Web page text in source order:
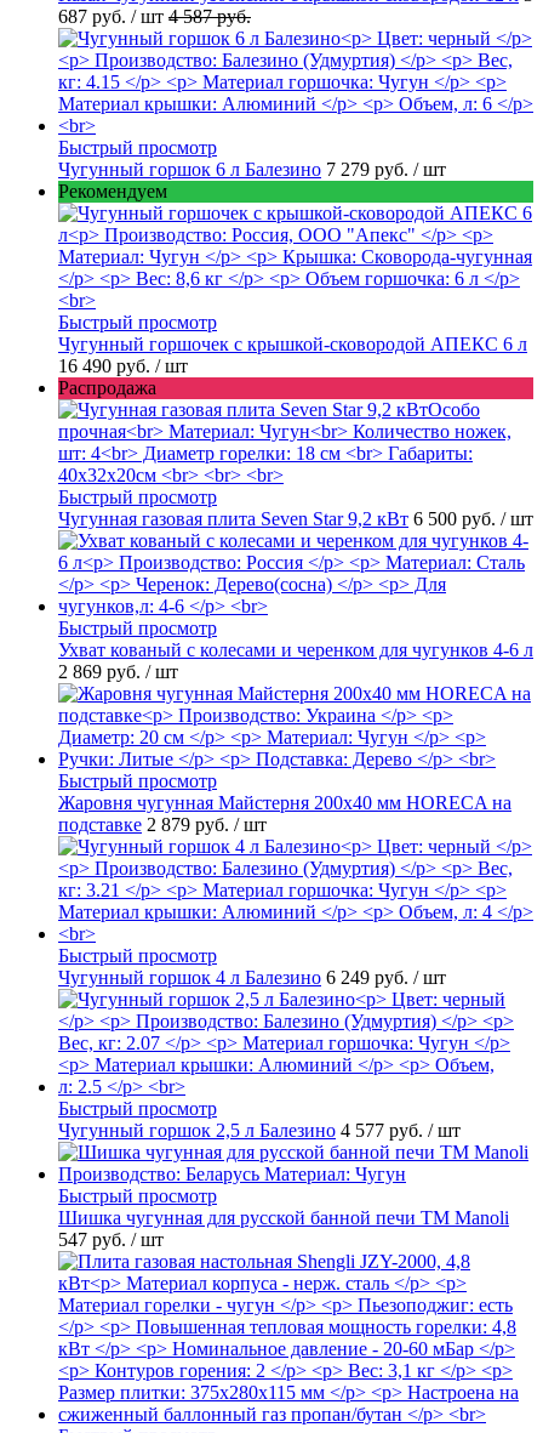
687 руб. / шт 4 587 руб.
Быстрый просмотр
Чугунный горшок 6 л Балезино 7 279 руб. / шт
Рекомендуем
Быстрый просмотр
Чугунный горшочек с крышкой-сковородой АПЕКС 6 л
16 490 руб. / шт
Распродажа
Быстрый просмотр
Чугунная газовая плита Seven Star 9,2 кВт 6 500 руб. / шт
Быстрый просмотр
Ухват кованый с колесами и черенком для чугунков 4-6 л
2 869 руб. / шт
Быстрый просмотр
Жаровня чугунная Майстерня 200х40 мм HORECA на
подставке 2 879 руб. / шт
Быстрый просмотр
Чугунный горшок 4 л Балезино 6 249 руб. / шт
Быстрый просмотр
Чугунный горшок 2,5 л Балезино 4 577 руб. / шт
Быстрый просмотр
Шишка чугунная для русской банной печи ТМ Manoli
547 руб. / шт